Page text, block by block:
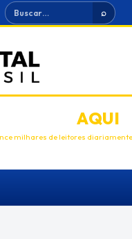
Buscar ⌕
ANUNCIEAQUI
milhares de leitores diariamente